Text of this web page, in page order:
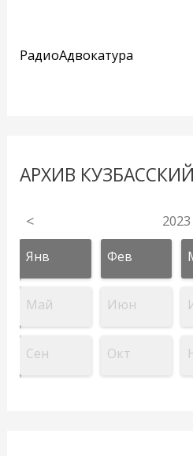
РадиоАдвокатура
АРХИВ
< 2023
Янв Фев
Май Июн
Сен Окт